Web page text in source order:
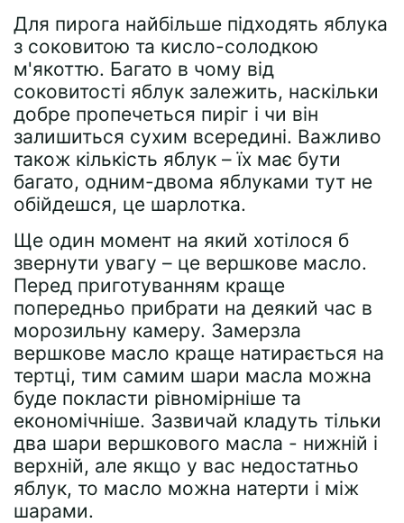
Для пирога найбільше підходять яблука
з соковитою та кисло-солодкою
м'якоттю. Багато в чому від
соковитості яблук залежить, наскільки
добре пропечеться пиріг і чи він
залишиться сухим всередині. Важливо
також кількість яблук – їх має бути
багато, одним-двома яблуками тут не
обійдешся, це шарлотка.
Ще один момент на який хотілося б
звернути увагу – це вершкове масло.
Перед приготуванням краще
попередньо прибрати на деякий час в
морозильну камеру. Замерзла
вершкове масло краще натирається на
тертці, тим самим шари масла можна
буде покласти рівномірніше та
економічніше. Зазвичай кладуть тільки
два шари вершкового масла - нижній і
верхній, але якщо у вас недостатньо
яблук, то масло можна натерти і між
шарами.